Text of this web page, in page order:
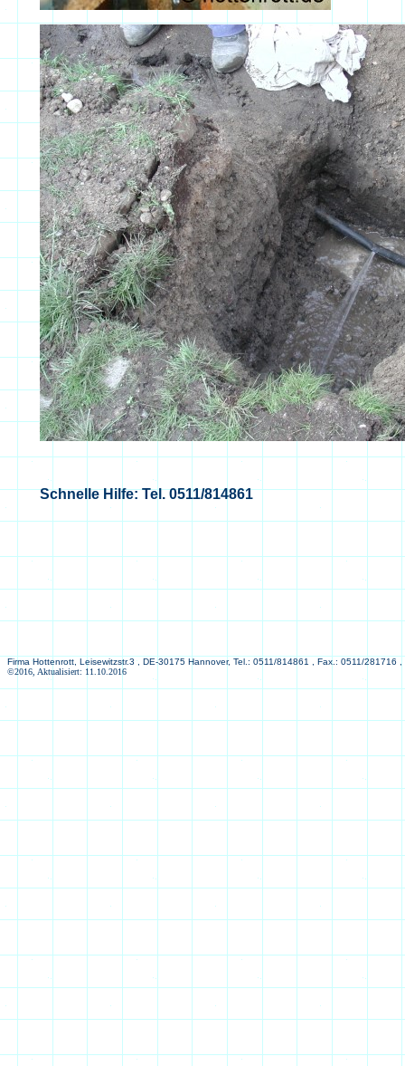
Schnelle Hilfe: Tel. 0511/814861
Firma Hottenrott, Leisewitzstr.3 , DE-30175 Hannover, Tel.: 0511/814861 , Fax.: 0511/281716
©2016, Aktualisiert: 11.10.2016